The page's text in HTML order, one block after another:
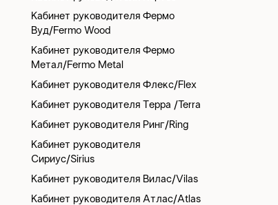
Кабинет руководителя Фермо
Вуд/Fermo Wood
Кабинет руководителя Фермо
Метал/Fermo Metal
Кабинет руководителя Флекс/Flex
Кабинет руководителя Терра /Terra
Кабинет руководителя Ринг/Ring
Кабинет руководителя
Сириус/Sirius
Кабинет руководителя Вилас/Vilas
Кабинет руководителя Атлас/Atlas